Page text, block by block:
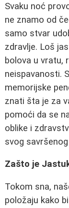
Svaku noć
ne znamo od
samo stvar
zdravlje. Loš
bolova u vratu,
neispavanosti.
memorijske
znati šta je za
pomoći da se
oblike i
svog
Zašto je
Tokom sna,
položaju kako